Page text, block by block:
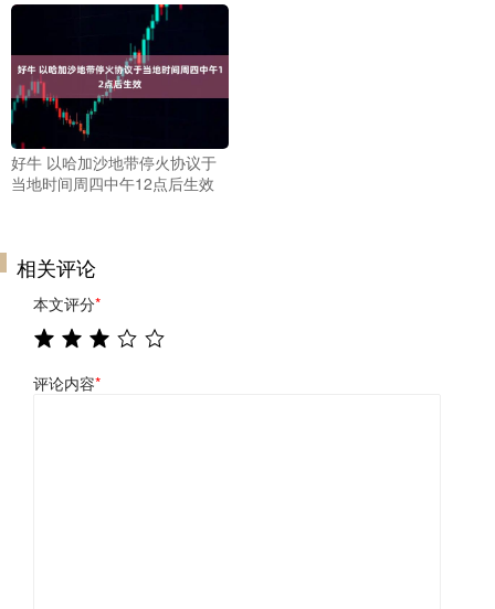
好牛 以哈加沙地带停火协议于
当地时间周四中午12点后生效
相关评论
本文评分*
评论内容*